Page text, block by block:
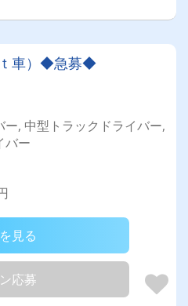
ｔ車）◆急募◆
, 中型トラックドライバー,
バー
見る
応募